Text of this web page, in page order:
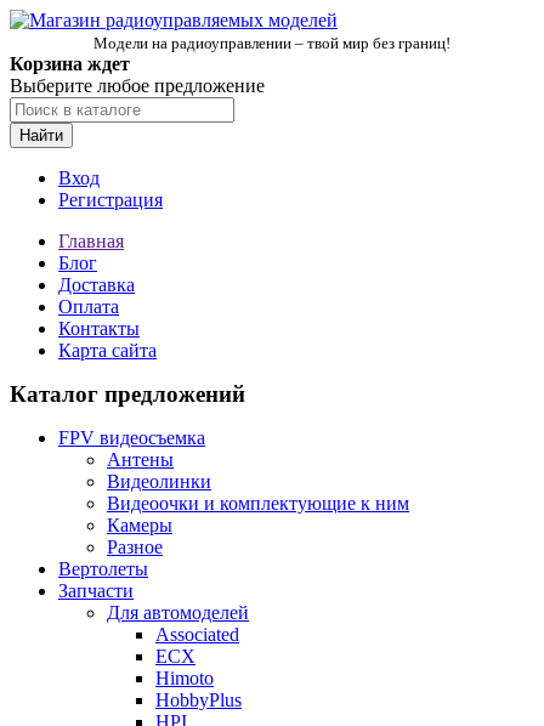
Модели на радиоуправлении – твой мир без границ!
Корзина ждет
Выберите любое предложение
Найти
Вход
Регистрация
Главная
Блог
Доставка
Оплата
Контакты
Карта сайта
Каталог предложений
FPV видеосъемка
Антены
Видеолинки
Видеоочки и комплектующие к ним
Камеры
Разное
Вертолеты
Запчасти
Для автомоделей
Associated
ECX
Himoto
HobbyPlus
HPI